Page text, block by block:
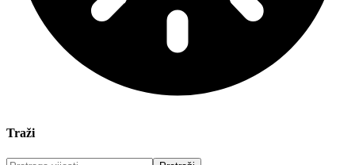
Traži